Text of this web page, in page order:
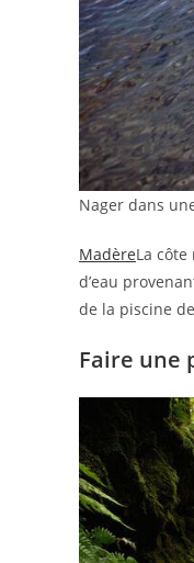
Nager dans
MadèreLa
d’eau
de la piscine
Faire une